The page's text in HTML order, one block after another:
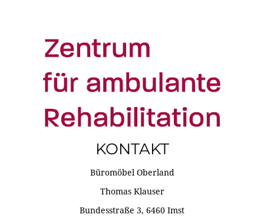
KONTAKT
Büromöbel Oberland
Thomas Klauser
Bundesstraße 3, 6460 Imst